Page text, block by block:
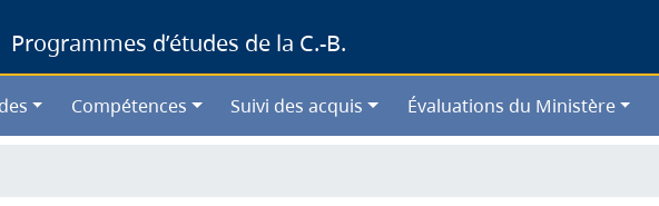
main
content
Programmes d’études de la C.-B.
Compétences Suivi des acquis Évaluations du Ministère